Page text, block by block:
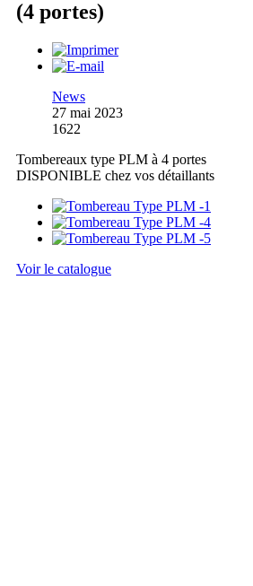
(4 portes)
News
27 mai 2023
1622
Tombereaux type PLM à 4 portes
DISPONIBLE chez vos détaillants
Voir le catalogue